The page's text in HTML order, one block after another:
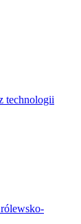
technologii